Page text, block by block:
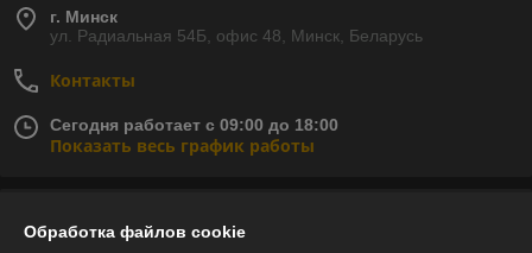
г. Минск
ул. Радиальная 54Б, офис 48, Минск, Беларусь
Контакты
Сегодня работает с 09:00 до 18:00
Показать весь график работы
Обработка файлов cookie